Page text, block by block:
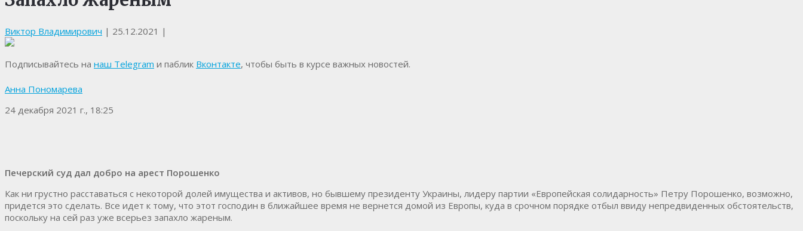
Виктор Владимирович | 25.12.2021 |
Подписывайтесь на наш Telegram и паблик Вконтакте, чтобы быть в курсе важных новостей.
Анна Пономарева
24 декабря 2021 г., 18:25
Печерский суд дал добро на арест Порошенко
Как ни грустно расставаться с некоторой долей имущества и активов, но бывшему президенту Украины, лидеру партии «Европейская солидарность» Петру Порошенко, возможно,
придется это сделать. Все идет к тому, что этот господин в ближайшее время не вернется домой из Европы, куда в срочном порядке отбыл ввиду непредвиденных обстоятельств,
поскольку на сей раз уже всерьез запахло жареным.